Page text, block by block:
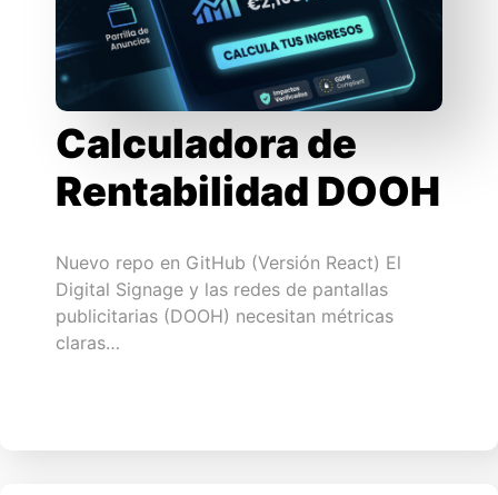
Calculadora de
Rentabilidad DOOH
Nuevo repo en GitHub (Versión React) El
Digital Signage y las redes de pantallas
publicitarias (DOOH) necesitan métricas
claras…